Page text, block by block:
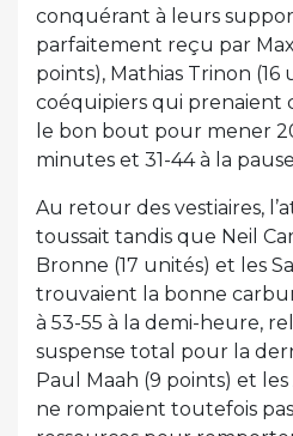
conquérant à leurs
parfaitement reçu par
points), Mathias Trinon
coéquipiers qui prenaient
le bon bout pour mener
minutes et 31-44 à la
Au retour des vestiaires,
toussait tandis que Neil
Bronne (17 unités) et les
trouvaient la bonne
à 53-55 à la demi-heure,
suspense total pour la
Paul Maah (9 points) et
ne rompaient toutefois